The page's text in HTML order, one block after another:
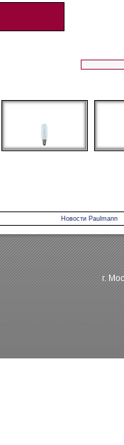
Новости Paulmann
г.